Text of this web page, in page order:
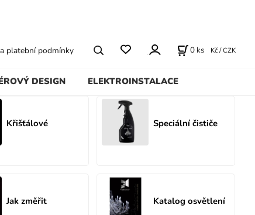
DESIGN ELEKTROINSTALACE
platební podmínky 0 ks Kč / CZK
Křišťálové Speciální čističe
Jak změřit Katalog osvětlení